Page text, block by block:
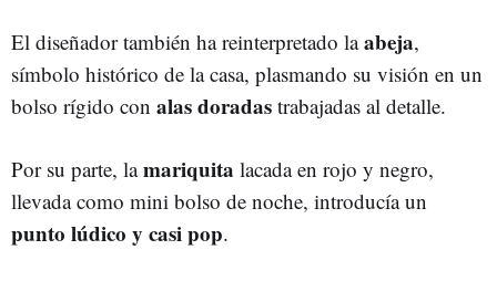
El diseñador también ha reinterpretado laabeja,
símbolo histórico de la casa, plasmando su visión en un
bolso rígido con alas doradas trabajadas al detalle.
Por su parte, lamariquita lacada en rojo y negro,
llevada como mini bolso de noche, introducía un
punto lúdico y casi pop.